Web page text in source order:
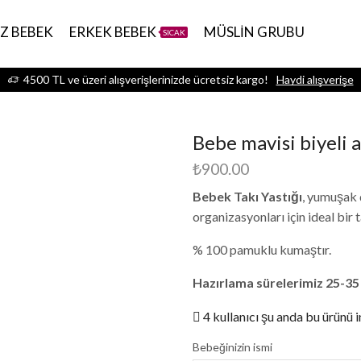
BEBEK ERKEK BEBEK SICAK MÜSLİN GRUBU
4500 TL ve üzeri alışverişlerinizde ücretsiz kargo! Haydi alışverişe
Bebe mavisi biyeli
₺900.00
Bebek Takı Yastığı ,
organizasyonları için ideal bir
% 100 pamuklu kumaştır.
Hazırlama sürelerimiz 25-
4 kullanıcı şu anda bu ürünü
Bebeğinizin ismi